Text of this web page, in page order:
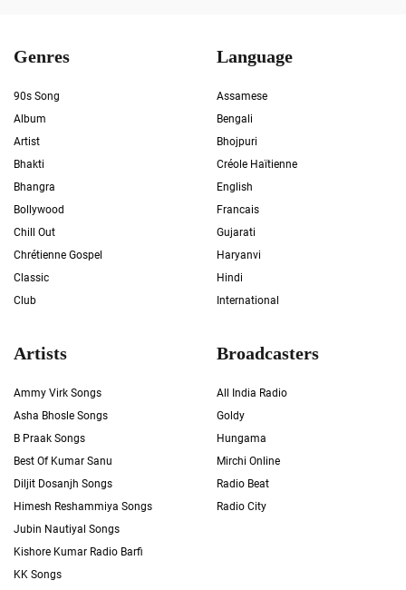
Genres
90s Song
Album
Artist
Bhakti
Bhangra
Bollywood
Chill Out
Chrétienne Gospel
Classic
Club
Language
Assamese
Bengali
Bhojpuri
Créole Haïtienne
English
Francais
Gujarati
Haryanvi
Hindi
International
Artists
Ammy Virk Songs
Asha Bhosle Songs
B Praak Songs
Best Of Kumar Sanu
Diljit Dosanjh Songs
Himesh Reshammiya Songs
Jubin Nautiyal Songs
Kishore Kumar Radio Barfi
KK Songs
Broadcasters
All India Radio
Goldy
Hungama
Mirchi Online
Radio Beat
Radio City